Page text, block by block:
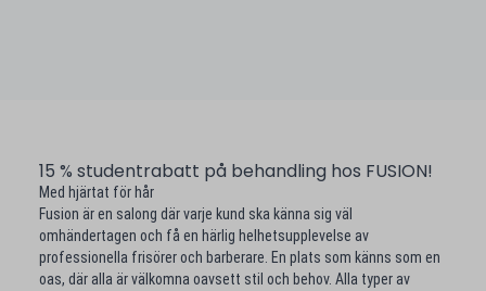
15 % studentrabatt på behandling hos FUSION!
Med hjärtat för hår
Fusion är en salong där varje kund ska känna sig väl
omhändertagen och få en härlig helhetsupplevelse av
professionella frisörer och barberare. En plats som känns som en
oas, där alla är välkomna oavsett stil och behov. Alla typer av